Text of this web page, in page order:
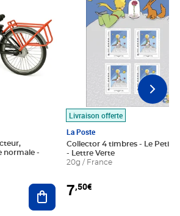
Ajouter au panier
Livraison offerte
La Poste
Collector 4 timbres - Le Petit
- Lettre Verte
20g / France
7,50€